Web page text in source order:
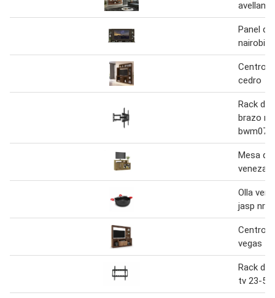
avellana
Panel
nairobi
Centro
cedro
Rack de
brazo
Mesa
veneza
Olla
jasp nro
Centro
vegas
Rack de
tv 23-55